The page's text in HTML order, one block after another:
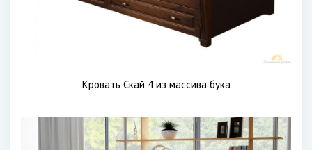
Кровать Скай 4 из массива бука